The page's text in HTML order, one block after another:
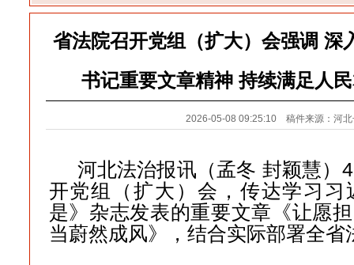
省法院召开党组（扩大）会强调 深
书记重要文章精神 持续满足人
2026-05-08 09:25:10 稿件来源：河北
河北法治报讯（孟冬 封颖慧）
开党组（扩大）会，传达学习习
是》杂志发表的重要文章《让愿
当蔚然成风》，结合实际部署全省